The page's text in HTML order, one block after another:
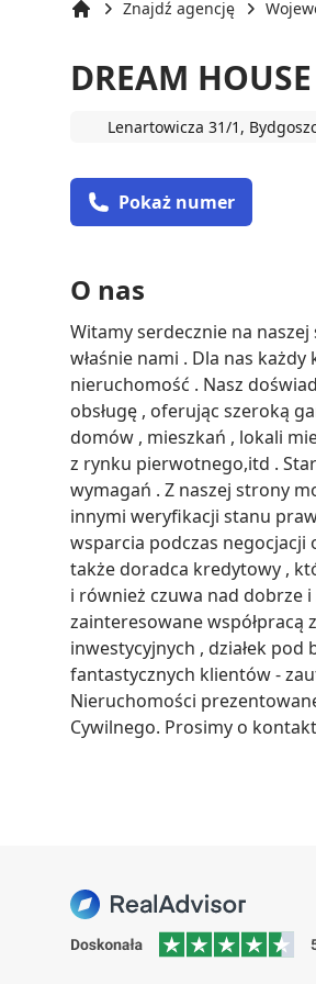
Znajdź agencję
DREAM
Lenartowicza 31/1,
Pokaż numer
O nas
Witamy serdecznie na
właśnie nami . Dla nas
nieruchomość . Nasz
obsługę , oferując szeroką
domów , mieszkań , lokali
z rynku pierwotnego,itd .
wymagań . Z naszej strony
innymi weryfikacji stanu
wsparcia podczas negocjacji
także doradca kredytowy ,
i również czuwa nad dobrze
zainteresowane współpracą
inwestycyjnych , działek pod
fantastycznych klientów -
Nieruchomości
Cywilnego. Prosimy o